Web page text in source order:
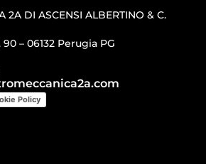
2A DI ASCENSI ALBERTINO & C.
– 06132 Perugia PG
Policy